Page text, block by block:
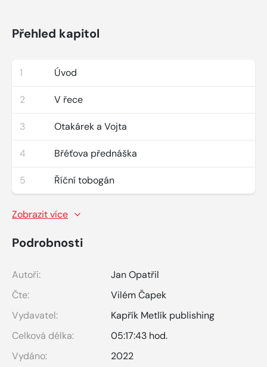
Přehled kapitol
1 Úvod
2 V řece
3 Otakárek a Vojta
4 Břéťova přednáška
5 Říční tobogán
Zobrazit více
Podrobnosti
Autoři:
Jan Opatřil
Čte:
Vilém Čapek
Vydavatel:
Kapřík Metlík publishing
Celková délka:
05:17:43 hod.
Vydáno:
2022